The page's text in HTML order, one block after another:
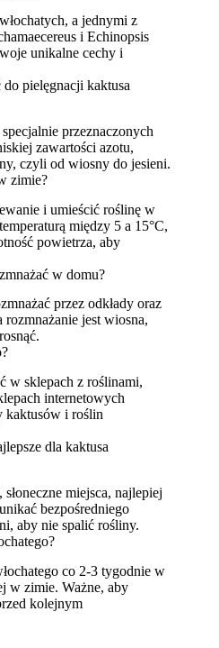
a jednymi z
i Echinopsis
unikalne cechy i
pielęgnacji kaktusa
przeznaczonych
zawartości azotu,
czyli od wiosny do jesieni.
zimie?
i umieścić roślinę w
między 5 a 15°C,
powietrza, aby
w domu?
przez odkłady oraz
rozmnażanie jest wiosna,
w sklepach z roślinami,
internetowych
kaktusów i roślin
dla kaktusa
miejsca, najlepiej
bezpośredniego
aby nie spalić rośliny.
co 2-3 tygodnie w
w zimie. Ważne, aby
kolejnym